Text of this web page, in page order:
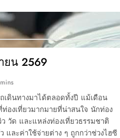
ยน 2569
เดินทางมาได้ตลอดทั้งปี แม้เดือน
องเที่ยวมากมายที่น่าสนใจ นักท่อง
วัด และแหล่งท่องเที่ยวธรรมชาติ
และค่าใช้จ่ายต่าง ๆ ถูกกว่าช่วงไฮซี